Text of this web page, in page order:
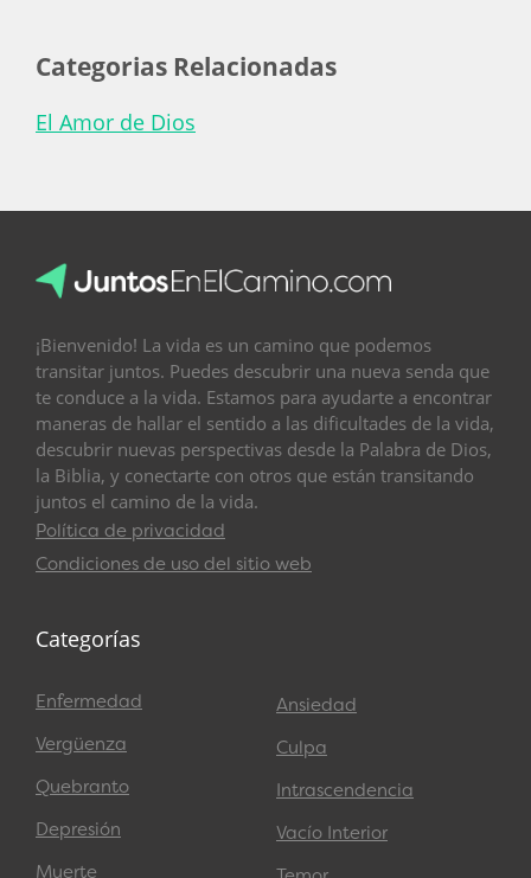
Categorias Relacionadas
El Amor de Dios
¡Bienvenido! La vida es un camino que podemos
transitar juntos. Puedes descubrir una nueva senda que
te conduce a la vida. Estamos para ayudarte a encontrar
maneras de hallar el sentido a las dificultades de la vida,
descubrir nuevas perspectivas desde la Palabra de Dios,
la Biblia, y conectarte con otros que están transitando
juntos el camino de la vida.
Política de privacidad
Condiciones de uso del sitio web
Categorías
Enfermedad
Vergüenza
Quebranto
Depresión
Muerte
Ansiedad
Culpa
Intrascendencia
Vacío Interior